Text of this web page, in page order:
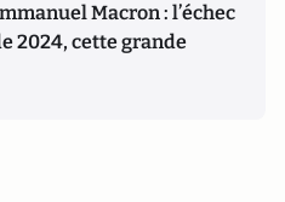
Macron : l’échec
2024, cette grande